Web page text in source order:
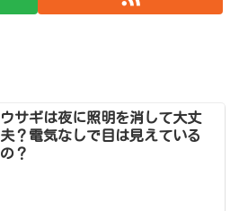
ウサギは夜に照明を消して大丈
夫？電気なしで目は見えている
の？